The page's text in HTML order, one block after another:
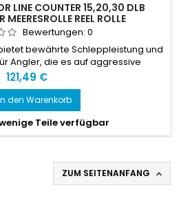
LINE COUNTER 15,20,30 DLB
REEL ROLLE
Bewertungen: 0
bewährte Schleppleistung und
Angler, die es auf aggressive
abgesehen haben.
Preis
121,49 €
den Warenkorb
Teile verfügbar
ZUM SEITENANFANG 